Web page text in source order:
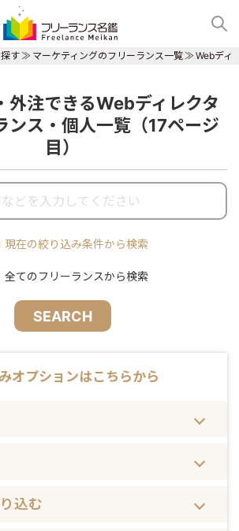
す マーケティングのフリーランス一覧 Webディ
外注できるWebディレクタ
ンス・個人一覧（17ページ
目）
現在の絞り込み条件から検索
全てのフリーランスから検索
SEARCH
オプションはこちらから
込む